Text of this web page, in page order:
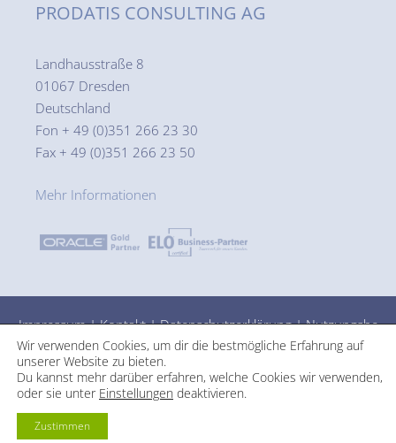
PRODATIS CONSULTING AG
Landhausstraße 8
01067 Dresden
Deutschland
Fon + 49 (0)351 266 23 30
Fax + 49 (0)351 266 23 50
Mehr Informationen
Impressum|Kontakt|Datenschutzerklärung|Nutzungsbe
dingungen
Wir verwenden Cookies, um dir die bestmögliche Erfahrung auf
unserer Website zu bieten.
Du kannst mehr darüber erfahren, welche Cookies wir verwenden,
oder sie unter Einstellungen deaktivieren.
Zustimmen